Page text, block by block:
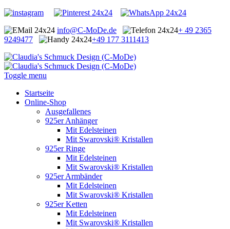
info@C-MoDe.de
+ 49 2365
9249477
+49 177 3111413
Toggle menu
Startseite
Online-Shop
Ausgefallenes
925er Anhänger
Mit Edelsteinen
Mit Swarovski® Kristallen
925er Ringe
Mit Edelsteinen
Mit Swarovski® Kristallen
925er Armbänder
Mit Edelsteinen
Mit Swarovski® Kristallen
925er Ketten
Mit Edelsteinen
Mit Swarovski® Kristallen